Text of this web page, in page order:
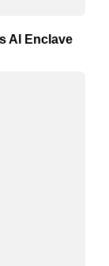
Al Enclave